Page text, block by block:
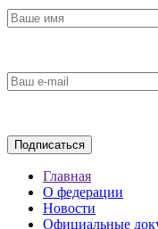
Главная
О федерации
Новости
Официальные